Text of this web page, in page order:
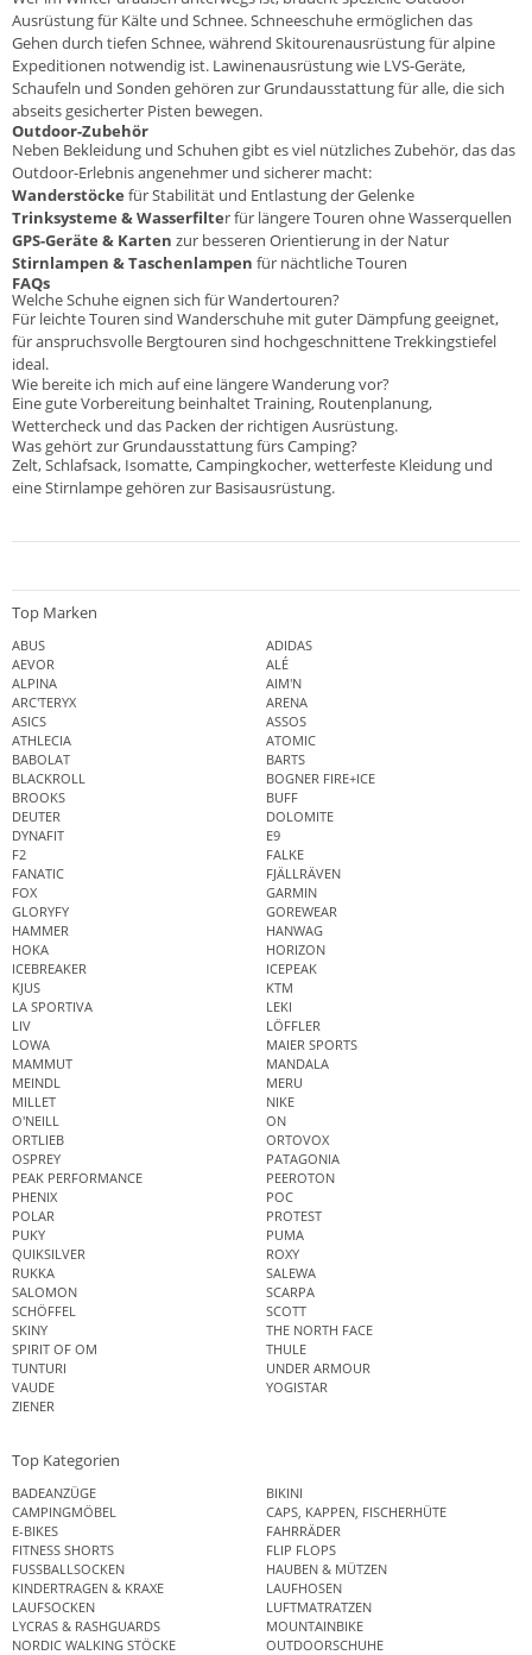
Ausrüstung für Kälte und Schnee.Schneeschuheermöglichen das
Gehen durch tiefen Schnee, während Skitourenausrüstungfür alpine
Expeditionen notwendig ist. Lawinenausrüstung wie LVS-Geräte,
Schaufeln und Sonden gehören zur Grundausstattung für alle, die sich
abseits gesicherter Pisten bewegen.
Outdoor-Zubehör
Neben Bekleidung und Schuhen gibt es viel nützliches Zubehör, das das
Outdoor-Erlebnis angenehmer und sicherer macht:
Wanderstöcke für Stabilität und Entlastung der Gelenke
Trinksysteme & Wasserfilter für längere Touren ohne Wasserquellen
GPS-Geräte & Karten zur besseren Orientierung in der Natur
Stirnlampen & Taschenlampen für nächtliche Touren
FAQs
Welche Schuhe eignen sich für Wandertouren?
Für leichte Touren sind Wanderschuhe mit guter Dämpfung geeignet,
für anspruchsvolle Bergtouren sind hochgeschnittene Trekkingstiefel
ideal.
Wie bereite ich mich auf eine längere Wanderung vor?
Eine gute Vorbereitung beinhaltet Training, Routenplanung,
Wettercheck und das Packen der richtigen Ausrüstung.
Was gehört zur Grundausstattung fürs Camping?
Zelt, Schlafsack, Isomatte, Campingkocher, wetterfeste Kleidung und
eine Stirnlampe gehören zur Basisausrüstung.
Top Marken
ABUS
ADIDAS
AEVOR
ALÉ
ALPINA
AIM'N
ARC'TERYX
ARENA
ASICS
ASSOS
ATHLECIA
ATOMIC
BABOLAT
BARTS
BLACKROLL
BOGNER FIRE+ICE
BROOKS
BUFF
DEUTER
DOLOMITE
DYNAFIT
E9
F2
FALKE
FANATIC
FJÄLLRÄVEN
FOX
GARMIN
GLORYFY
GOREWEAR
HAMMER
HANWAG
HOKA
HORIZON
ICEBREAKER
ICEPEAK
KJUS
KTM
LA SPORTIVA
LEKI
LIV
LÖFFLER
LOWA
MAIER SPORTS
MAMMUT
MANDALA
MEINDL
MERU
MILLET
NIKE
O'NEILL
ON
ORTLIEB
ORTOVOX
OSPREY
PATAGONIA
PEAK PERFORMANCE
PEEROTON
PHENIX
POC
POLAR
PROTEST
PUKY
PUMA
QUIKSILVER
ROXY
RUKKA
SALEWA
SALOMON
SCARPA
SCHÖFFEL
SCOTT
SKINY
THE NORTH FACE
SPIRIT OF OM
THULE
TUNTURI
UNDER ARMOUR
VAUDE
YOGISTAR
ZIENER
Top Kategorien
BADEANZÜGE
BIKINI
CAMPINGMÖBEL
CAPS, KAPPEN, FISCHERHÜTE
E-BIKES
FAHRRÄDER
FITNESS SHORTS
FLIP FLOPS
FUSSBALLSOCKEN
HAUBEN & MÜTZEN
KINDERTRAGEN & KRAXE
LAUFHOSEN
LAUFSOCKEN
LUFTMATRATZEN
LYCRAS & RASHGUARDS
MOUNTAINBIKE
NORDIC WALKING STÖCKE
OUTDOORSCHUHE